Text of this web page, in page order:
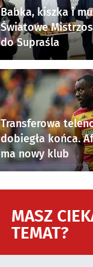
Babka, kiszka i
Światowe
do Supraśla
Transferowa
dobiegła końca.
ma nowy klub
MASZ
TEMAT?